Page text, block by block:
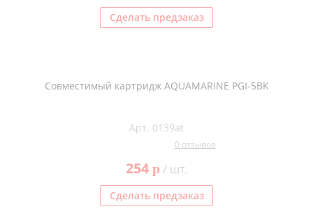
Сделать предзаказ
Совместимый картридж AQUAMARINE PGI-5BK
Арт. 0139at
0 отзывов
254 p/ шт.
Сделать предзаказ